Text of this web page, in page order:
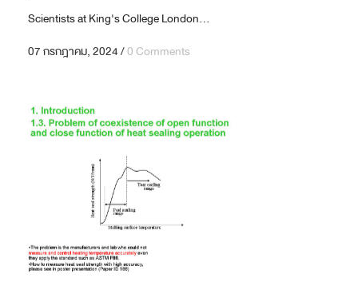
Scientists at King's College London...
07 กรกฎาคม, 2024/0 Comments